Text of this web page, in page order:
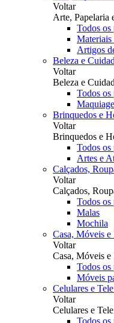
Voltar
Arte, Papelaria
Todos os
Materiais
Artigos
Beleza e
Voltar
Beleza e
Todos os
Brinquedos e
Voltar
Brinquedos e
Todos os
Artes e
Calçados,
Voltar
Calçados,
Todos os
Malas
Mochila
Casa, Móveis e
Voltar
Casa, Móveis e
Todos os
Móveis
Celulares e
Voltar
Celulares e
Todos os